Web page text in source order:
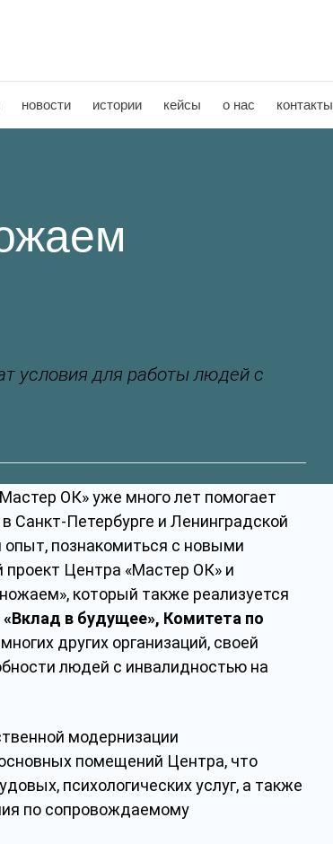
новости истории кейсы о нас контакты
условия для работы людей с
ОК» уже много лет помогает
Петербурге и Ленинградской
опыт, познакомиться с новыми
Центра «Мастер ОК» и
который также реализуется
в будущее», Комитета по
других организаций, своей
людей с инвалидностью на
модернизации
помещений Центра, что
психологических услуг, а также
по сопровождаемому